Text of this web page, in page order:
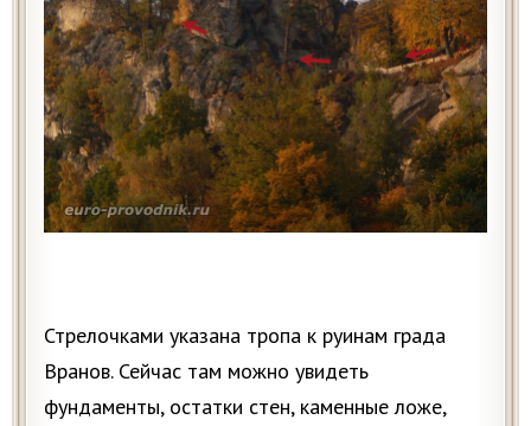
Стрелочками указана тропа к руинам града
Вранов. Сейчас там можно увидеть
фундаменты, остатки стен, каменные ложе,